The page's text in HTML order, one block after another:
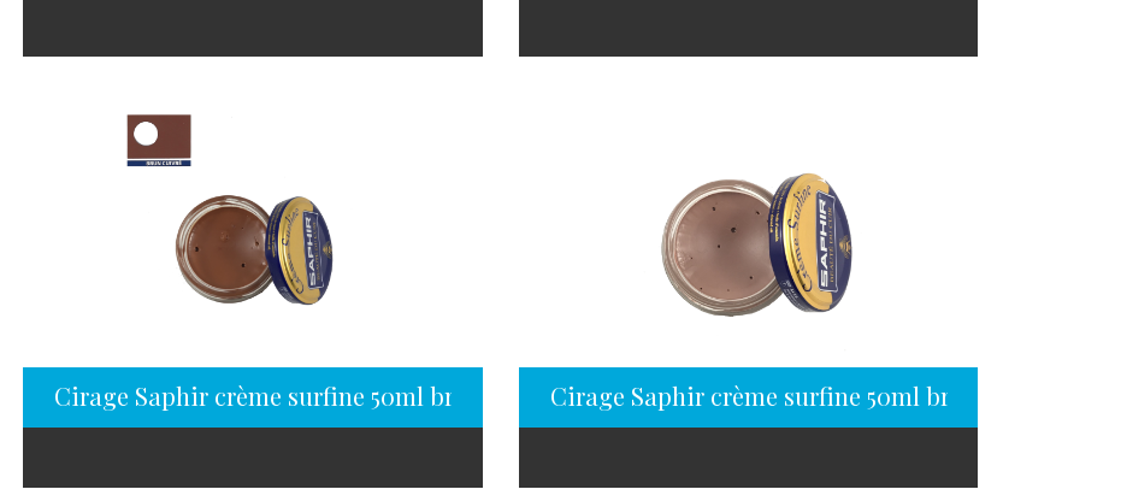
Cirage Saphir crème surfine 50ml brun cuivréCirage Saphir crème surfine 50ml brun rose